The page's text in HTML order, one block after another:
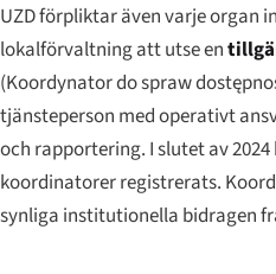
UZD förpliktar även varje organ
lokalförvaltning att utse en
(Koordynator do spraw
tjänsteperson med operativt
och rapportering. I slutet av 2024
koordinatorer registrerats.
synliga institutionella bidragen